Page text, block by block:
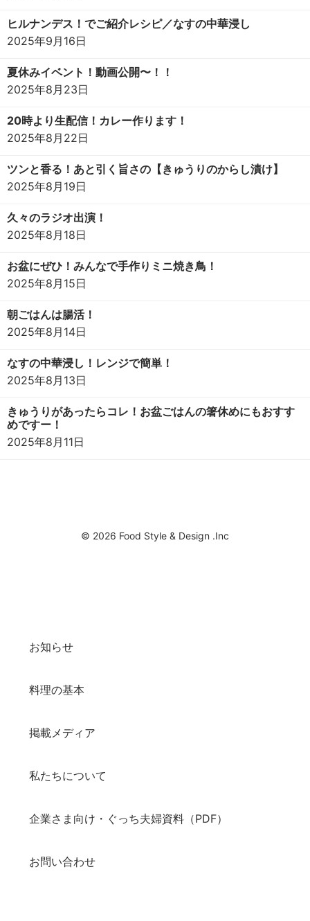
ヒルナンデス！でご紹介レシピ／なすの中華浸し
2025年9月16日
夏休みイベント！動画公開〜！！
2025年8月23日
20時より生配信！カレー作ります！
2025年8月22日
ツンと香る！あと引く旨さの【きゅうりのからし漬け】
2025年8月19日
久々のラジオ出演！
2025年8月18日
お盆にぜひ！みんなで手作りミニ焼き鳥！
2025年8月15日
朝ごはんは腸活！
2025年8月14日
なすの中華浸し！レンジで簡単！
2025年8月13日
きゅうりがあったらコレ！お盆ごはんの箸休めにもおすす
めですー！
2025年8月11日
© 2026 Food Style & Design .Inc
お知らせ
料理の基本
掲載メディア
私たちについて
企業さま向け・ぐっち夫婦資料（PDF）
お問い合わせ